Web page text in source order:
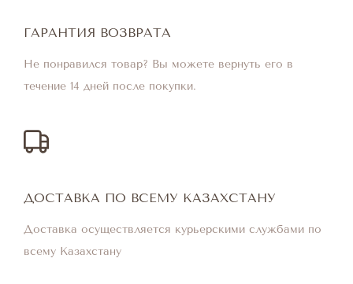
ГАРАНТИЯ ВОЗВРАТА
Не понравился товар? Вы можете вернуть его в
течение 14 дней после покупки.
ДОСТАВКА ПО ВСЕМУ КАЗАХСТАНУ
Доставка осуществляется курьерскими службами по
всему Казахстану